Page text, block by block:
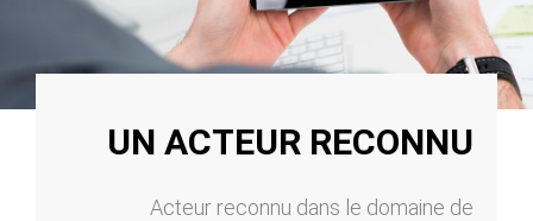
UN ACTEUR RECONNU
Acteur reconnu dans le domaine de